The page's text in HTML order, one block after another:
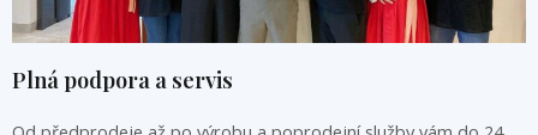
Plná podpora a servis